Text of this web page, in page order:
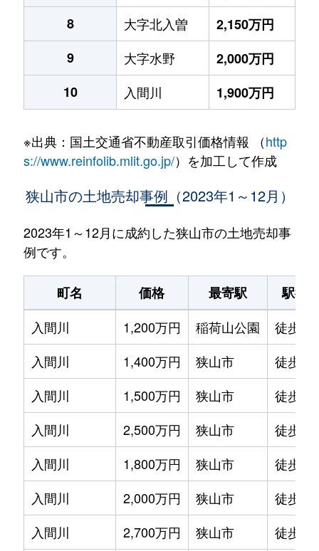
8
大字北入曽
2,150万円
9
大字水野
2,000万円
10
入間川 1,900万円
※出典：国土交通省不動産取引価格情報 （http
s://www.reinfolib.mlit.go.jp/）を加工して作成
狭山市の土地売却事例（2023年1～12月）
2023年1～12月に成約した狭山市の土地売却事
例です。
町名 価格 最寄駅
駅徒
入間川
1,200万円 稲荷山公園
徒歩10
入間川
1,400万円 狭山市
徒歩16
入間川
1,500万円 狭山市
徒歩28
入間川
2,500万円 狭山市
徒歩12
入間川
1,800万円 狭山市
徒歩24
入間川
2,000万円 狭山市
徒歩8
入間川
2,700万円 狭山市
徒歩9